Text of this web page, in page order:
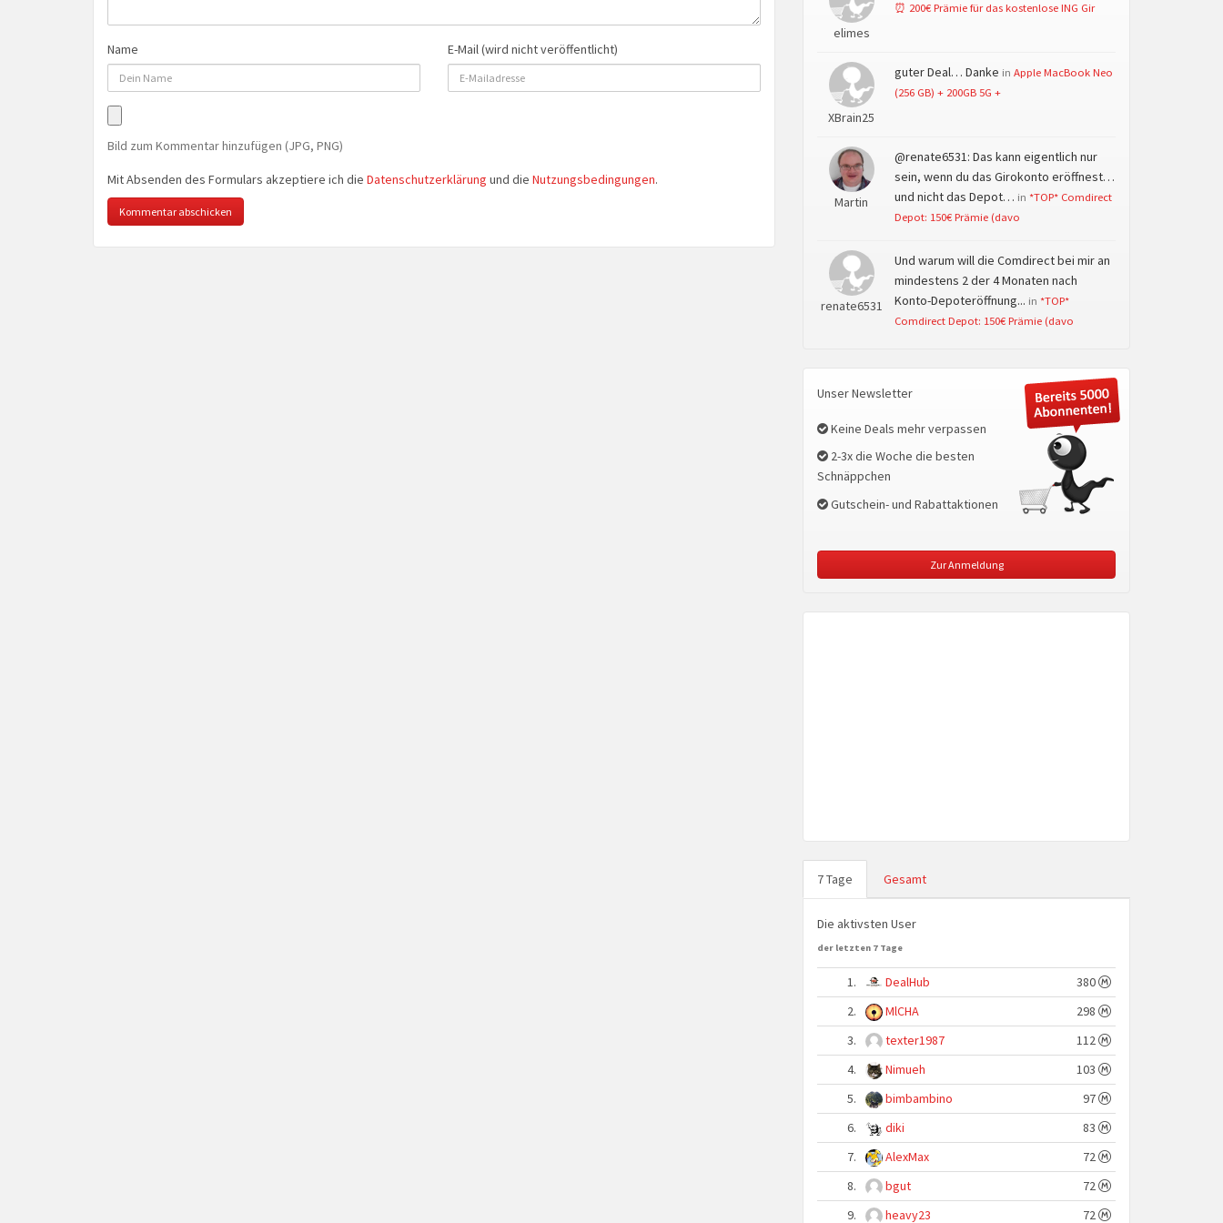
Name E-Mail (wird nicht veröffentlicht)
Bild zum Kommentar hinzufügen (JPG, PNG)
Mit Absenden des Formulars akzeptiere ich die Datenschutzerklärung und die Nutzungsbedingungen.
elimes
⏰ 200€ Prämie für das kostenlose ING Gir
XBrain25
guter Deal… Danke in Apple MacBook Neo
(256 GB) + 200GB 5G +
Martin
@renate6531: Das kann eigentlich nur
sein, wenn du das Girokonto eröffnest…
und nicht das Depot… in *TOP* Comdirect
Depot: 150€ Prämie (davo
renate6531
Und warum will die Comdirect bei mir an
mindestens 2 der 4 Monaten nach
Konto-Depoteröffnung... in *TOP*
Comdirect Depot: 150€ Prämie (davo
Unser Newsletter
Keine Deals mehr verpassen
2-3x die Woche die besten
Schnäppchen
Gutschein- und Rabattaktionen
Zur Anmeldung
7 Tage Gesamt
Die aktivsten User
der letzten 7 Tage
1. DealHub
380
2.
MlCHA
298
3.
texter1987
112
4.
Nimueh
103
5.
bimbambino
97
6.
diki
83
7.
AlexMax
72
8.
bgut
72
9.
heavy23 72